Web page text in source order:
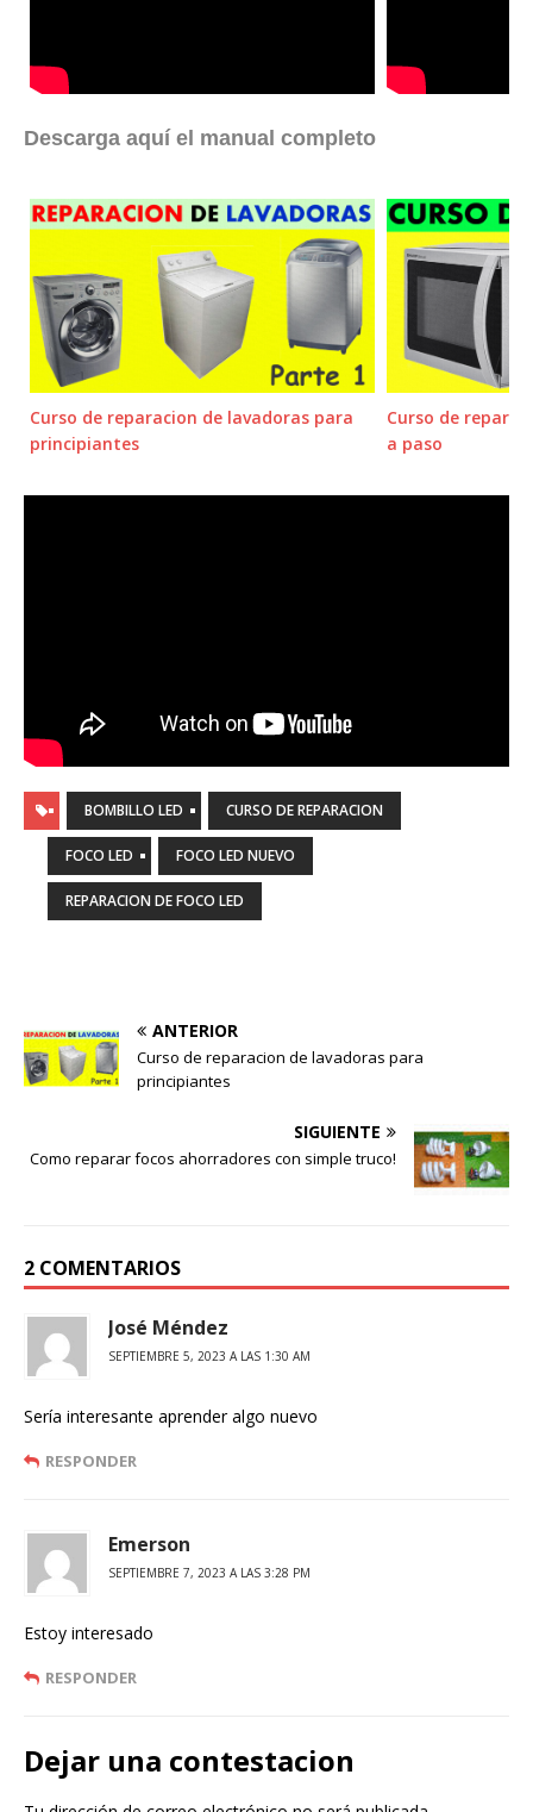
Descarga aquí el manual completo
Curso de reparacion de lavadoras para
principiantes
Curso de
a paso
BOMBILLO LED CURSO DE REPARACION
FOCO LED FOCO LED NUEVO
REPARACION DE FOCO LED
ANTERIOR
Curso de reparacion de lavadoras para
principiantes
SIGUIENTE
Como reparar focos ahorradores con simple truco!
2 COMENTARIOS
José Méndez
SEPTIEMBRE 5, 2023 A LAS 1:30 AM
Sería interesante aprender algo nuevo
RESPONDER
Emerson
SEPTIEMBRE 7, 2023 A LAS 3:28 PM
Estoy interesado
RESPONDER
Dejar una contestacion